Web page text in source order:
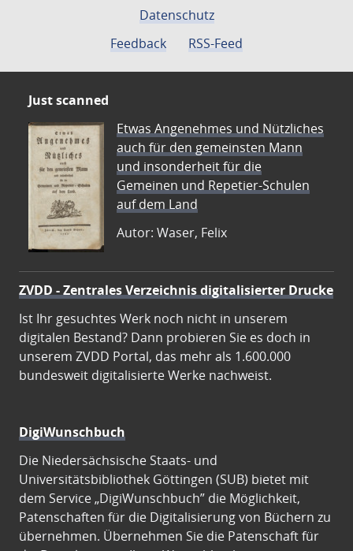
Datenschutz
Feedback
RSS-Feed
Just scanned
Etwas Angenehmes und Nützliches
auch für den gemeinsten Mann
und insonderheit für die
Gemeinen und Repetier-Schulen
auf dem Land
Autor: Waser, Felix
ZVDD - Zentrales Verzeichnis digitalisierter Drucke
Ist Ihr gesuchtes Werk noch nicht in unserem
digitalen Bestand? Dann probieren Sie es doch in
unserem ZVDD Portal, das mehr als 1.600.000
bundesweit digitalisierte Werke nachweist.
DigiWunschbuch
Die Niedersächsische Staats- und
Universitätsbibliothek Göttingen (SUB) bietet mit
dem Service „DigiWunschbuch” die Möglichkeit,
Patenschaften für die Digitalisierung von Büchern zu
übernehmen. Übernehmen Sie die Patenschaft für